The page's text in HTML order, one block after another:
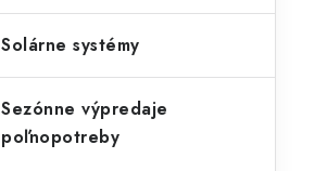
Solárne systémy
Sezónne výpredaje
poľnopotreby